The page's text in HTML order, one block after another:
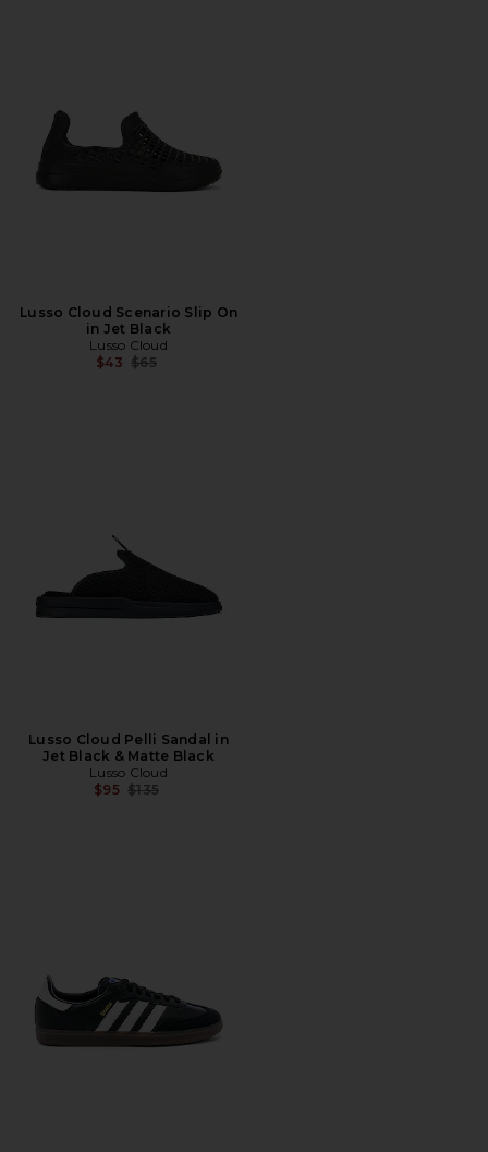
Lusso Cloud Scenario Slip On
in Jet Black
Lusso Cloud
$43 Precio anterior:
$65
Lusso Cloud Pelli Sandal in
Jet Black & Matte Black
Lusso Cloud
$95 Precio anterior:
$135